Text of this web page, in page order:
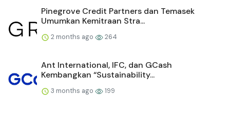
Pinegrove Credit Partners dan Temasek
Umumkan Kemitraan Stra...
2 months ago 264
Ant International, IFC, dan GCash
Kembangkan “Sustainability...
3 months ago 199